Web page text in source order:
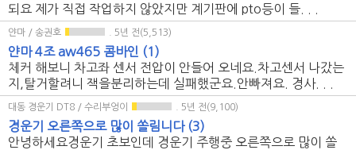
되요 제가 직접 작업하지 않았지만 계기판에 pto등이 들. . .
얀마 / 송권호 . 5년 전(5,513)
얀마 4조 aw465 콤바인 (1)
체커 해보니 차고좌 센서 전압이 안들어 오네요.차고센서 나갔는
지,탈거할려니 잭을분리하는데 실패했군요.안빠져요. 경사. . .
대동 경운기 DT8 / 수리부엉이 . 5년 전(9,100)
경운기 오른쪽으로 많이 쏠림니다 (3)
안녕하세요경운기 초보인데 경운기 주행중 오른쪽으로 많이 쏠